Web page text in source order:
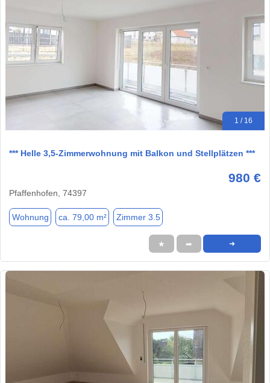
1 / 16
*** Helle 3,5-Zimmerwohnung mit Balkon und Stellplätzen ***
980 €
Pfaffenhofen, 74397
Wohnung ca. 79,00 m² Zimmer 3.5
★ ➦ ➜